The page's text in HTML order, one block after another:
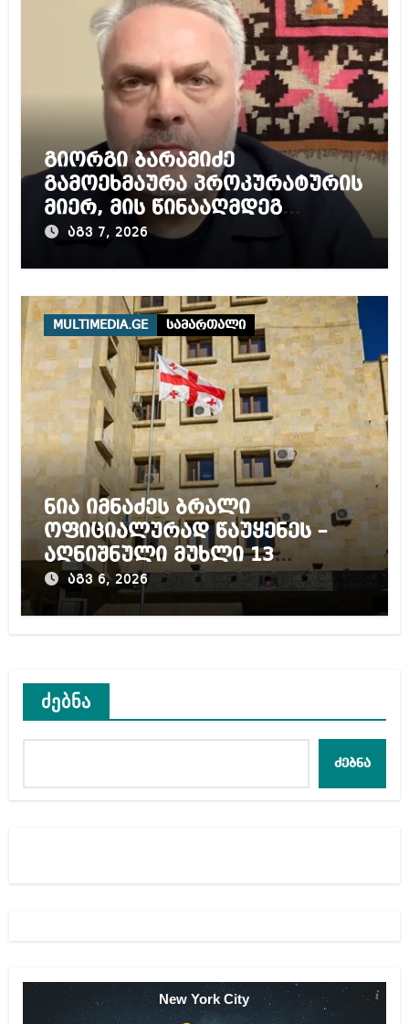
გიორგი ბარამიძე
გამოეხმაურა პროკურატურის
მიერ, მის წინააღმდეგ
დაწყებულ გამოძიებას
აგვ 7, 2026
MULTIMEDIA.GE სამართალი
ნია იმნაძეს ბრალი
ოფიციალურად წაუყენეს –
აღნიშნული მუხლი 13
წლამდე პატიმრობას
ითვალისწინებს
აგვ 6, 2026
ძებნა
ძებნა
New York City